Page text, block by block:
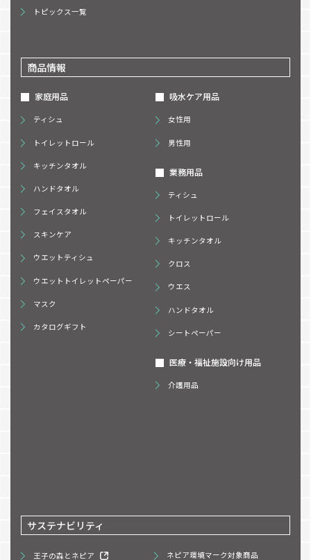
トピックス一覧
商品情報
家庭用品
ティシュ
トイレットロール
キッチンタオル
ハンドタオル
フェイスタオル
スキンケア
ウエットティシュ
ウエットトイレットペーパー
マスク
カタログギフト
吸水ケア用品
女性用
男性用
業務用品
ティシュ
トイレットロール
キッチンタオル
クロス
ウエス
ハンドタオル
シートペーパー
医療・福祉施設向け用品
介護用品
サステナビリティ
王子の森とネピア ネピア環境マーク対象商品